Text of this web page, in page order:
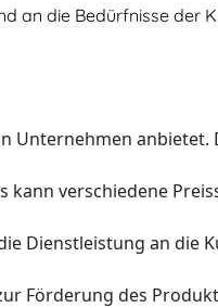
an die Bedürfnisse der
Unternehmen anbietet.
kann verschiedene
Dienstleistung an die
Förderung des